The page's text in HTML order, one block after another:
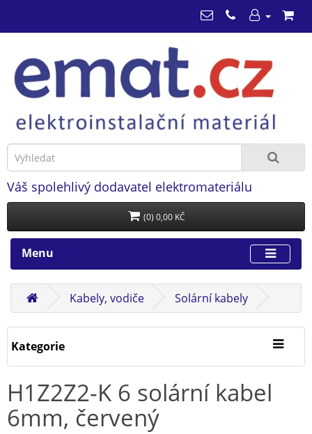
Váš spolehlivý dodavatel elektromateriálu
(0) 0,00 KČ
Menu
Kabely, vodiče Solární kabely
Kategorie
H1Z2Z2-K 6 solární kabel
6mm, červený